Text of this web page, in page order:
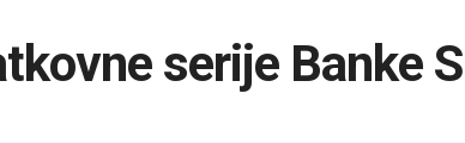
serije Banke